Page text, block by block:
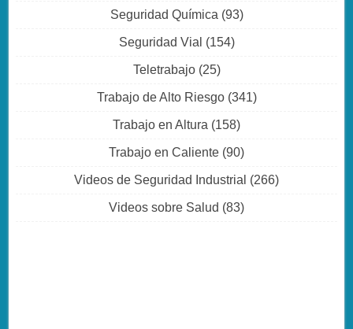
Seguridad Química (93)
Seguridad Vial (154)
Teletrabajo(25)
Trabajo de Alto Riesgo(341)
Trabajo en Altura (158)
Trabajo en Caliente (90)
Videos de Seguridad Industrial (266)
Videos sobre Salud (83)